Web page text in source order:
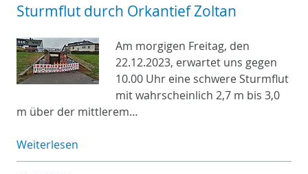
Sturmflut durch Orkantief Zoltan
Am morgigen Freitag, den
22.12.2023, erwartet uns gegen
10.00 Uhr eine schwere Sturmflut
mit wahrscheinlich 2,7 m bis 3,0
m über der mittlerem…
Weiterlesen